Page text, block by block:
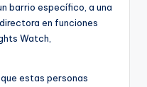
barrio específico, a una
en funciones
Watch,
estas personas